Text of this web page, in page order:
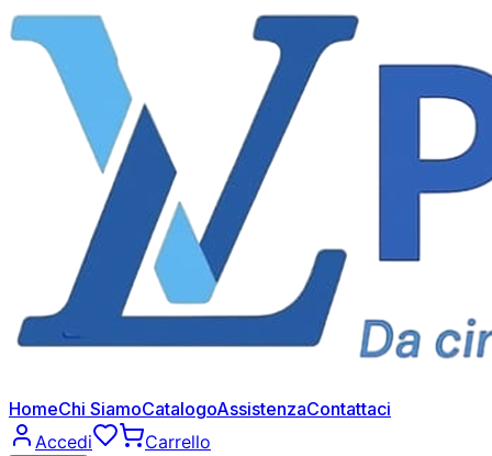
HomeChi SiamoCatalogoAssistenzaContattaci
Accedi
Carrello